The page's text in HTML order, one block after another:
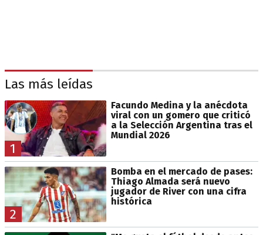
Las más leídas
1
Facundo Medina y la anécdota
viral con un gomero que criticó
a la Selección Argentina tras el
Mundial 2026
2
Bomba en el mercado de pases:
Thiago Almada será nuevo
jugador de River con una cifra
histórica